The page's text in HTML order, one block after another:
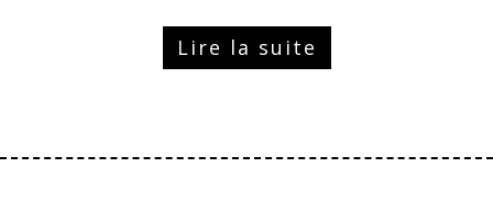
Lire la suite